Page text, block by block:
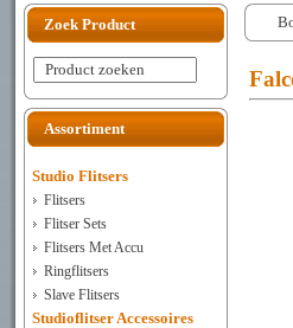
Zoek Product
Product zoeken
Assortiment
Studio Flitsers
Flitsers
Flitser Sets
Flitsers Met Accu
Ringflitsers
Slave Flitsers
Studioflitser Accessoires